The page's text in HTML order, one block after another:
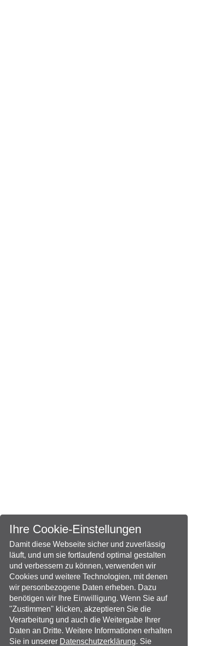
Ihre Cookie-Einstellungen
Damit diese Webseite sicher und zuverlässig
läuft, und um sie fortlaufend optimal gestalten
und verbessern zu können, verwenden wir
Cookies und weitere Technologien, mit denen
wir personbezogene Daten erheben. Dazu
benötigen wir Ihre Einwilligung. Wenn Sie auf
"Zustimmen" klicken, akzeptieren Sie die
Verarbeitung und auch die Weitergabe Ihrer
Daten an Dritte. Weitere Informationen erhalten
Sie in unserer Datenschutzerklärung. Sie